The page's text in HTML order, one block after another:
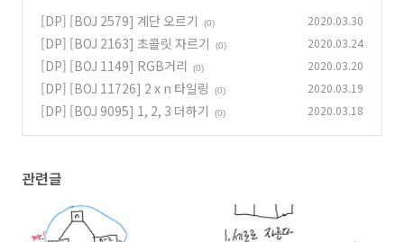
[DP] [BOJ 2579] 계단 오르기
(0) 2020.03.30
[DP] [BOJ 2163] 초콜릿 자르기 (0) 2020.03.24
[DP] [BOJ 1149] RGB거리 (0) 2020.03.20
[DP] [BOJ 11726] 2 x n 타일링 (0) 2020.03.19
[DP] [BOJ 9095] 1, 2, 3 더하기 (0) 2020.03.18
관련글